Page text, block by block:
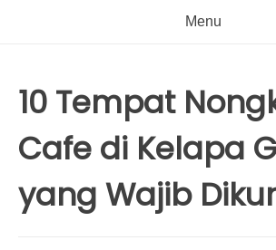
Menu
10 Tempat
Cafe di Kelapa
yang Wajib